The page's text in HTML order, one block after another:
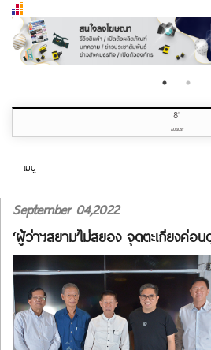
8th
AUGUST
เมนู
หน้าแรก
หมวดข่าว
เกี่ยวกับเรา
ติดต่อเรา
September 04,2022
‘ผู้ว่าฯสยาม’ไม่สยอง จุดตะเกียงค่อ